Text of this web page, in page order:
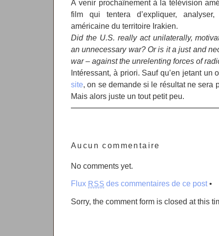
À venir prochaînement à la télévision
film qui tentera d’expliquer,
américaine du territoire Irakien.
Did the U.S. really act unilaterally,
an unnecessary war? Or is it a just and
war – against the unrelenting forces of
Intéressant, à priori. Sauf qu’en jetant un
site, on se demande si le résultat ne sera
Mais alors juste un tout petit peu.
Aucun commentaire
No comments yet.
Flux RSS des commentaires de ce post•
Sorry, the comment form is closed at this